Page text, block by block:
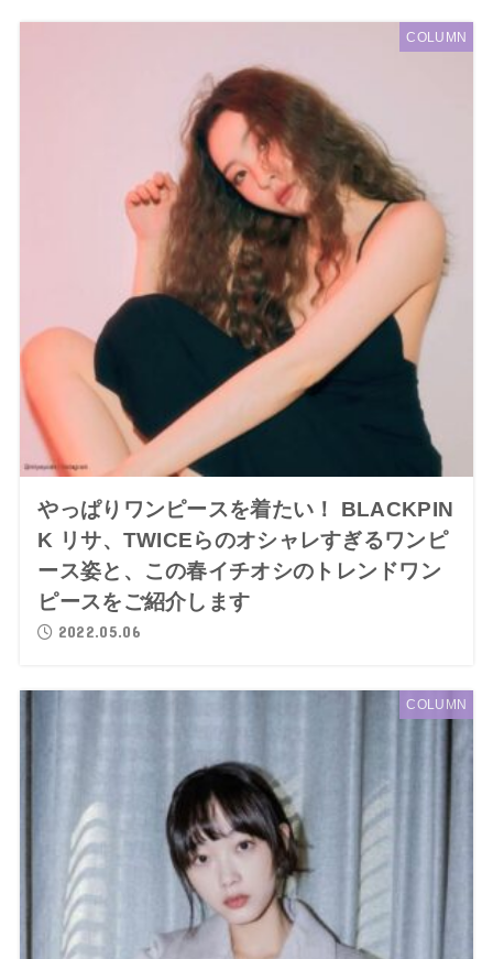
COLUMN
やっぱりワンピースを着たい！ BLACKPIN
K リサ、TWICEらのオシャレすぎるワンピ
ース姿と、この春イチオシのトレンドワン
ピースをご紹介します
2022.05.06
COLUMN